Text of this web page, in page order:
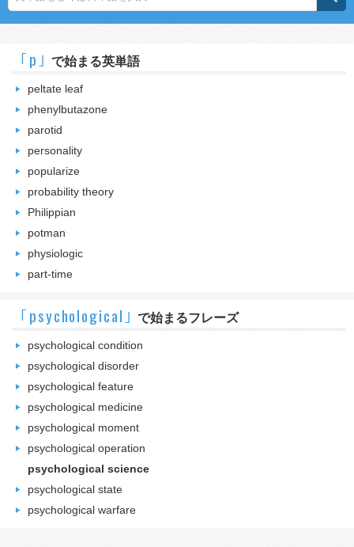
｢p｣ で始まる英単語
peltate leaf
phenylbutazone
parotid
personality
popularize
probability theory
Philippian
potman
physiologic
part-time
｢psychological｣ で始まるフレーズ
psychological condition
psychological disorder
psychological feature
psychological medicine
psychological moment
psychological operation
psychological science
psychological state
psychological warfare